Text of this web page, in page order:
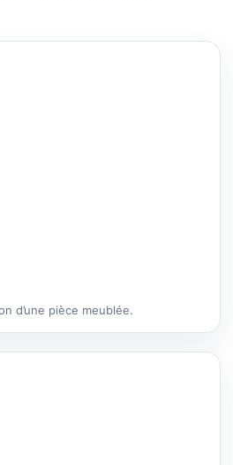
d’une pièce meublée.